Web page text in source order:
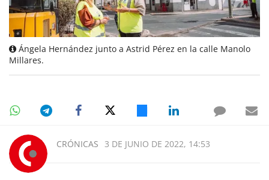
Ángela Hernández junto a Astrid Pérez en la calle Manolo
Millares.
CRÓNICAS 3 DE JUNIO DE 2022, 14:53